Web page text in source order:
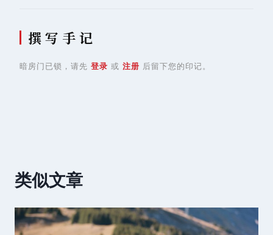
撰 写 手 记
暗房门已锁，请先 登录 或 注册 后留下您的印记。
类似文章